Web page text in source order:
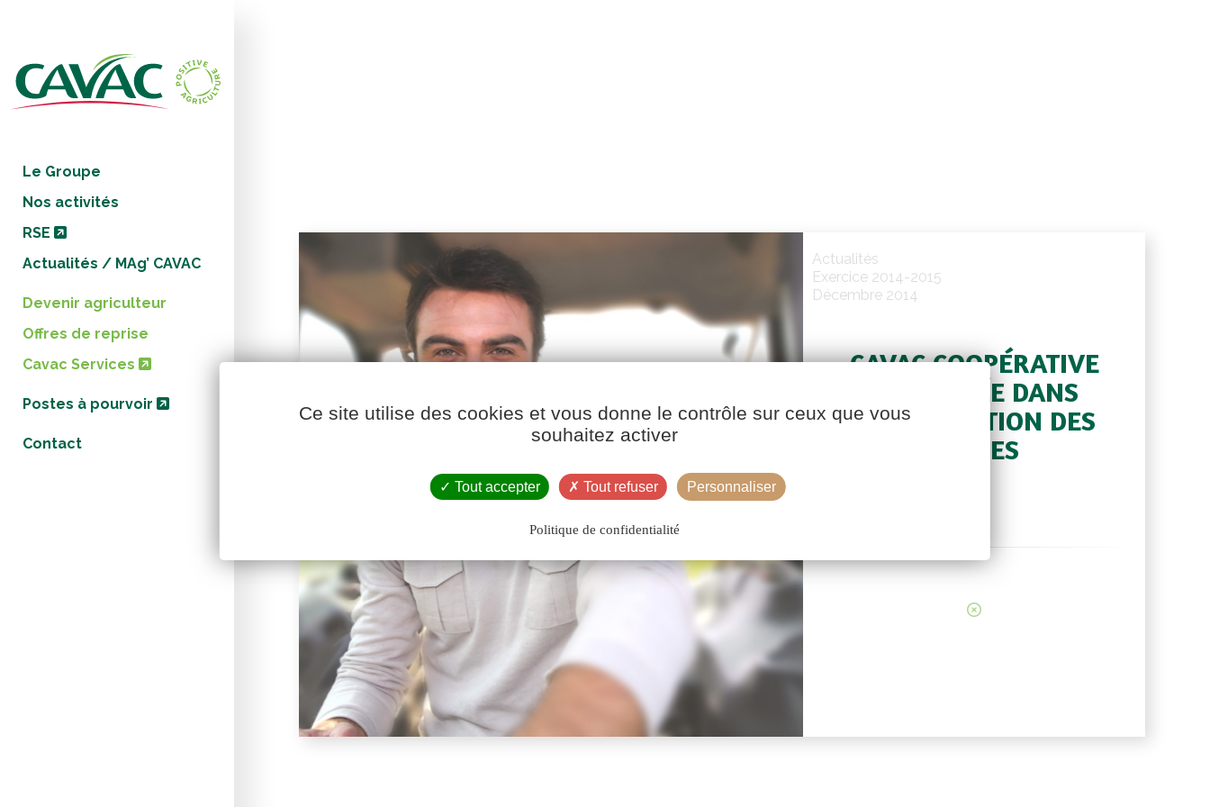
Le Groupe
Nos activités
RSE
Actualités / MAg’ CAVAC
Devenir agriculteur
Offres de reprise
Cavac Services
Postes à pourvoir
Contact
Actualités
Exercice 2014-2015
Décembre 2014
CAVAC COOPÉRATIVE
IMPLIQUÉE DANS
L’INSTALLATION DES
JEUNES
Ce site utilise des cookies et vous donne le contrôle sur ceux que vous
souhaitez activer
Tout accepter Tout refuser Personnaliser
Politique de confidentialité